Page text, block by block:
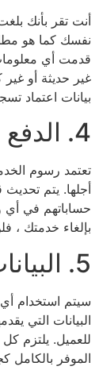
أنت تقر بأنك
نفسك كما هو
قدمت أي
غير حديثة أو
بيانات اعتماد
4. الدفع
حساباتهم في أي
بإلغاء خدمتك ،
5. البيانات الشخصية
سيتم استخدام
البيانات التي
للعميل. يلتزم
الموفر بالكامل